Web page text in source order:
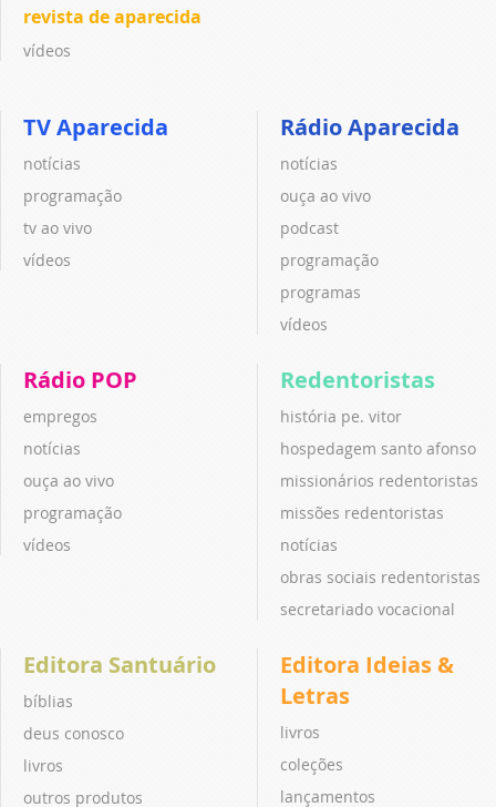
revista de aparecida
vídeos
TV Aparecida
notícias
programação
tv ao vivo
vídeos
Rádio Aparecida
notícias
ouça ao vivo
podcast
programação
programas
vídeos
Rádio POP
empregos
notícias
ouça ao vivo
programação
vídeos
Redentoristas
história pe. vitor
hospedagem santo afonso
missionários redentoristas
missões redentoristas
notícias
obras sociais redentoristas
secretariado vocacional
Editora Santuário
bíblias
deus conosco
livros
outros produtos
Editora Ideias &
Letras
livros
coleções
lançamentos